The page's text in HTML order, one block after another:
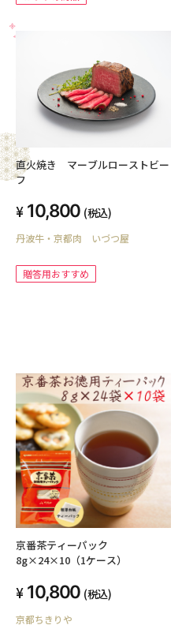
直火焼き マーブルローストビー
フ
10,800 (税込)
丹波牛・京都肉 いづつ屋
贈答用おすすめ
京番茶ティーパック
8g×24×10（1ケース）
10,800 (税込)
京都ちきりや